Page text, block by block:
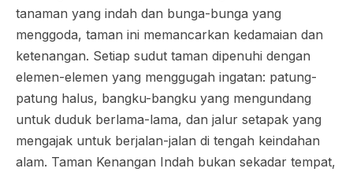
tanaman yang indah dan bunga-bunga yang
menggoda, taman ini memancarkan kedamaian dan
ketenangan. Setiap sudut taman dipenuhi dengan
elemen-elemen yang menggugah ingatan: patung-
patung halus, bangku-bangku yang mengundang
untuk duduk berlama-lama, dan jalur setapak yang
mengajak untuk berjalan-jalan di tengah keindahan
alam. Taman Kenangan Indah bukan sekadar tempat,